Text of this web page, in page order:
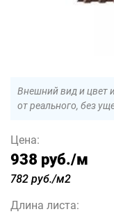
Внешний вид и цвет
от реального, без
Цена:
938 руб./м
782 руб./м2
Длина листа: